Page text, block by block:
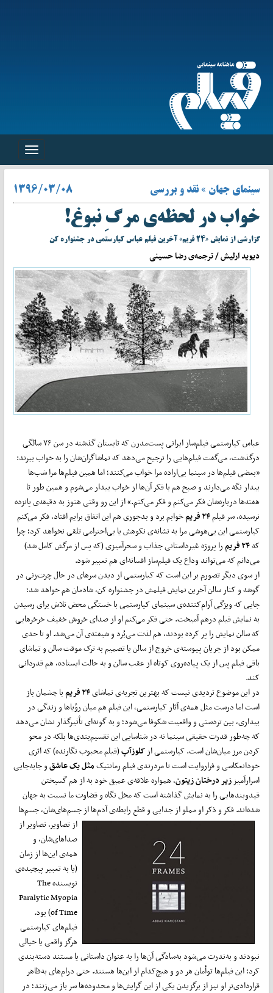
Toggle
سینمای جهان » نقد و بررسی ۱۳۹۶/۰۳/۰۸
خواب در لحظه‌ی مرگِ نبوغ!
گزارشی از نمایش «۲۴ فریم» آخرین فیلم عباس کیارستمی در جشنواره کن
دیوید ارلیش / ترجمه‌ی رضا حسینی
عباس کیارستمی فیلم‌ساز ایرانی پست‌مدرن که تابستان گذشته در سن ۷۶ سالگی
درگذشت، می‌گفت فیلم‌هایی را ترجیح می‌دهد که تماشاگران‌شان را به خواب ببرند:
«بعضی فیلم‌ها در سینما بی‌اراده مرا خواب می‌کنند؛ اما همین فیلم‌ها مرا شب‌ها
بیدار نگه می‌دارند و صبح هم با فکر آن‌ها از خواب بیدار می‌شوم و همین طور تا
هفته‌ها درباره‌شان فکر می‌کنم و فکر می‌کنم.» از این رو وقتی هنوز به دقیقه‌ی پانزده
نرسیده، سر فیلم۲۴ فریم
خوابم برد و بدجوری هم این اتفاق برایم افتاد، فکر می‌کنم
کیارستمی این بی‌هوشی مرا به نشانه‌ی نکوهش یا بی‌احترامی تلقی نخواهد کرد؛ چرا
که۲۴ فریم
را پروژه غیرداستانی جذاب و سحرآمیزی (که پس از مرگش کامل شد)
می‌دانم که می‌تواند وداع یک فیلم‌ساز افسانه‌ای هم تعبیر شود.
از سوی دیگر تصورم بر این است که کیارستمی از دیدن سرهای در حال چرت‌زنی در
گوشه و کنار سالن آخرین نمایش فیلمش در جشنواره کن، شادمان هم خواهد شد؛
جایی که ویژگی آرام‌کننده‌ی سینمای کیارستمی با خستگی محض تلاش برای رسیدن
به نمایش فیلم درهم آمیخت. حتی فکر می‌کنم او از صدای خروش خفیف خرخرهایی
که سالن نمایش را پر کرده بودند، هم لذت می‌بُرد و شیفته‌ی آن می‌شد. او تا حدی
ممکن بود از جریان پیوسته‌ی خروج از سالن یا تصمیم به ترک موقت سالن و تماشای
باقی فیلم پس از یک پیاده‌روی کوتاه از عقب سالن و به حالت ایستاده، هم قدردانی
کند.
در این موضوع تردیدی نیست که بهترین تجربه‌ی تماشای۲۴ فریم
با چشمان باز
است اما درست مثل همه‌ی آثار کیارستمی، این فیلم هم میان رؤیاها و زندگی در
بیداری، بین تردستی و واقعیت شکوفا می‌شود؛ و به گونه‌ای تأثیرگذار نشان می‌دهد
که چه‌طور قدرت حقیقی سینما نه در شناسایی این تقسیم‌بندی‌ها بلکه در محو
کردن مرز میان‌شان است. کیارستمی از کلوزآپ(فیلم محبوب نگارنده) که اثری
خودانعکاسی و فراروایت است تا مردرندی فیلم رمانتیکمثل یک عاشقو جابه‌جایی
اسرارآمیز زیر درختان زیتون، همواره علاقه‌ی عمیق خود به از هم گسیختن
قیدوبندهایی را به نمایش گذاشته است که مخل نگاه و قضاوت ما نسبت به جهان
شده‌اند. فکر و ذکر او مملو از جدایی و قطع رابطه‌ی آدم‌ها از جسم‌های‌شان، جسم‌ها
از تصاویر،تصاویر از
صداهای‌شان، و
همه‌ی این‌ها از زمان
(یا به تعبیر پیچیده‌ی
نویسنده The
Paralytic Myopia
of Time) بود.
فیلم‌های کیارستمی
هرگز واقعی یا خیالی
نبودند و به‌ندرت می‌شود به‌سادگی آن‌ها را به عنوان داستانی یا مستند دسته‌بندی
کرد؛ این فیلم‌ها توأمان هر دو و هیچ‌کدام از این‌ها هستند. حتی درام‌های به‌ظاهر
قراردادی‌تر او نیز از برگزیدن یکی از این گرایش‌ها و محدوده‌ها سر باز می‌زنند؛ در